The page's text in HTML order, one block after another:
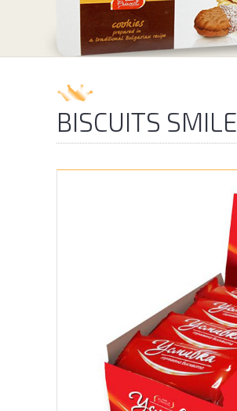
BISCUITS SMILE